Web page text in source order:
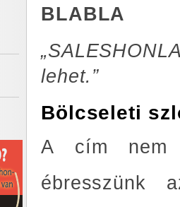
BLABLA
lehet.”
Bölcseleti
A cím nem
ébresszünk